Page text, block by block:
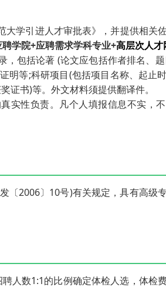
学引进人才审批表》，并提供相关
学院+应聘需求学科专业+高层次人才
包括论著 (论文应包括作者排名、
明等;科研项目(包括项目名称、起止
证书)等。外文材料须提供翻译件。
实性负责。凡个人填报信息不实，
〔2006〕10号)有关规定，具有高级
人数1:1的比例确定体检人选，体检